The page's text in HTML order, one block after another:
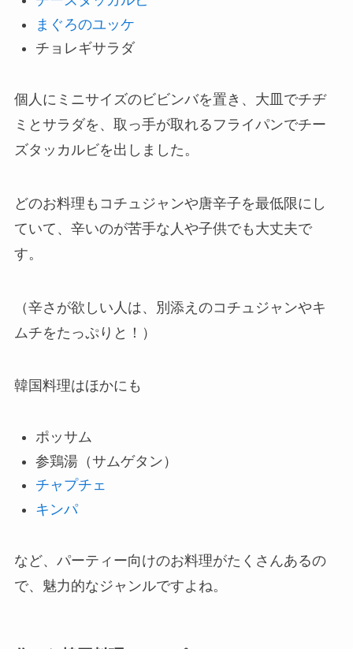
まぐろのユッケ
チョレギサラダ
個人にミニサイズのビビンバを置き、大皿でチヂ
ミとサラダを、取っ手が取れるフライパンでチー
ズタッカルビを出しました。
どのお料理もコチュジャンや唐辛子を最低限にし
ていて、辛いのが苦手な人や子供でも大丈夫で
す。
（辛さが欲しい人は、別添えのコチュジャンやキ
ムチをたっぷりと！）
韓国料理はほかにも
ポッサム
参鶏湯（サムゲタン）
チャプチェ
キンパ
など、パーティー向けのお料理がたくさんあるの
で、魅力的なジャンルですよね。